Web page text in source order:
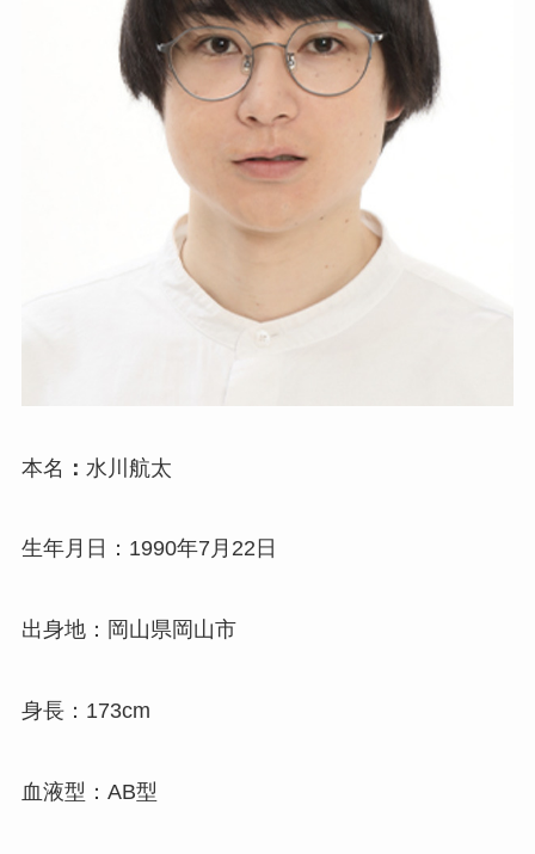
本名 ： 水川航太
生年月日：1990年7月22日
出身地：岡山県岡山市
身長：173cm
血液型：AB型